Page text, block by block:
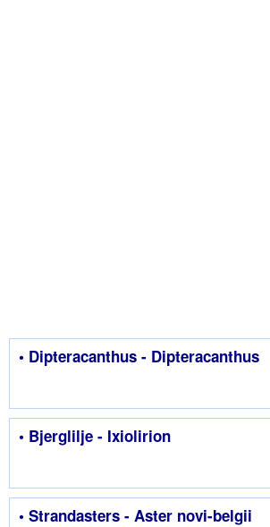
• Dipteracanthus - Dipteracanthus
• Bjerglilje - Ixiolirion
• Strandasters - Aster novi-belgii